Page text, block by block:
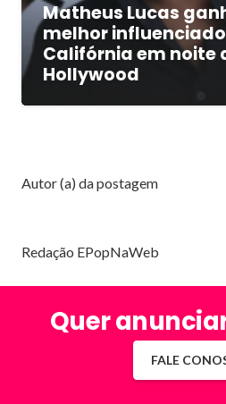
Matheus Lucas
melhor
Califórnia em noite
Hollywood
Autor (a) da postagem
Redação EPopNaWeb
Quer anunciar
FALE